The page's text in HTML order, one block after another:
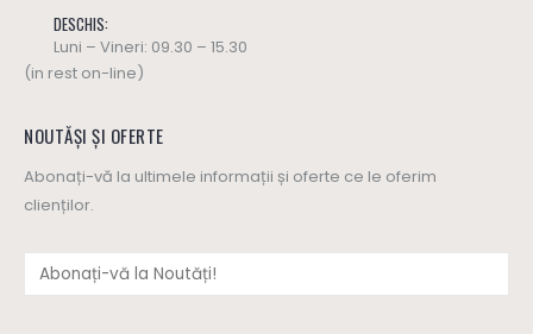
DESCHIS:
Luni – Vineri: 09.30 – 15.30
(in rest on-line)
NOUTĂȘI ȘI OFERTE
Abonați-vă la ultimele informații și oferte ce le oferim
clienților.